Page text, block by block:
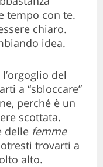
tempo con te.
chiaro.
idea.
del
a “sbloccare”
perché è un
scottata.
delle femme
trovarti a
alto.